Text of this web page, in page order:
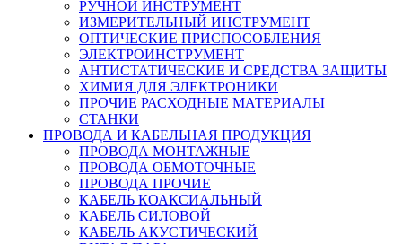
РУЧНОЙ ИНСТРУМЕНТ
ИЗМЕРИТЕЛЬНЫЙ ИНСТРУМЕНТ
ОПТИЧЕСКИЕ ПРИСПОСОБЛЕНИЯ
ЭЛЕКТРОИНСТРУМЕНТ
АНТИСТАТИЧЕСКИЕ И СРЕДСТВА ЗАЩИТЫ
ХИМИЯ ДЛЯ ЭЛЕКТРОНИКИ
ПРОЧИЕ РАСХОДНЫЕ МАТЕРИАЛЫ
СТАНКИ
ПРОВОДА И КАБЕЛЬНАЯ ПРОДУКЦИЯ
ПРОВОДА МОНТАЖНЫЕ
ПРОВОДА ОБМОТОЧНЫЕ
ПРОВОДА ПРОЧИЕ
КАБЕЛЬ КОАКСИАЛЬНЫЙ
КАБЕЛЬ СИЛОВОЙ
КАБЕЛЬ АКУСТИЧЕСКИЙ